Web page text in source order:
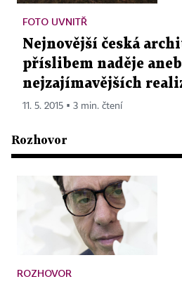
Nejnovější česká
příslibem naděje
nejzajímavějších
FOTO UVNITŘ
11. 5. 2015 ▪ 3 min. čtení
Rozhovor
ROZHOVOR